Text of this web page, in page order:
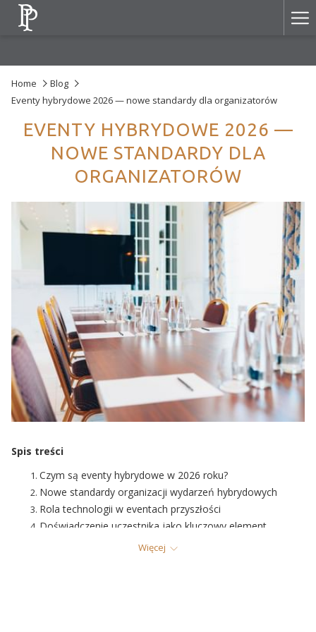
Home
Blog
Eventy hybrydowe 2026 — nowe standardy dla organizatorów
EVENTY HYBRYDOWE 2026 —
NOWE STANDARDY DLA
ORGANIZATORÓW
Spis treści
Czym są eventy hybrydowe w 2026 roku?
Nowe standardy organizacji wydarzeń hybrydowych
Rola technologii w eventach przyszłości
Doświadczenie uczestnika jako kluczowy element
Więcej